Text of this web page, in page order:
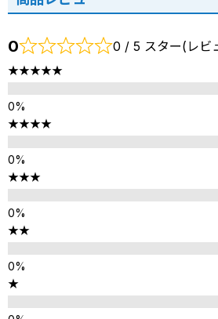
0 0 / 5 スター(レビ
★★★★★
★★★★
★★★
★★
★